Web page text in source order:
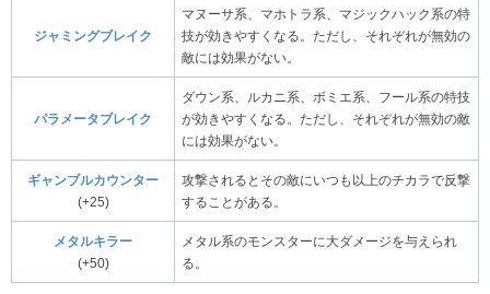
ジャミングブレイク
マヌーサ系、マホトラ系、マジックハック系の特
技が効きやすくなる。ただし、それぞれが無効の
敵には効果がない。
パラメータブレイク
ダウン系、ルカニ系、ボミエ系、フール系の特技
が効きやすくなる。ただし、それぞれが無効の敵
には効果がない。
ギャンブルカウンター
(+25)
攻撃されるとその敵にいつも以上のチカラで反撃
することがある。
メタルキラー
(+50)
メタル系のモンスターに大ダメージを与えられ
る。